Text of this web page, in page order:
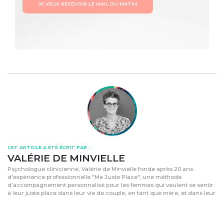
JE VEUX RECEVOIR LE MAIL DU MATIN
CET ARTICLE A ÉTÉ ÉCRIT PAR :
VALÉRIE DE MINVIELLE
Psychologue clinicienne, Valérie de Minvielle fonde après 20 ans
d'expérience professionnelle "Ma Juste Place", une méthode
d’accompagnement personnalisé pour les femmes qui veulent se sentir
à leur juste place dans leur vie de couple, en tant que mère, et dans leur